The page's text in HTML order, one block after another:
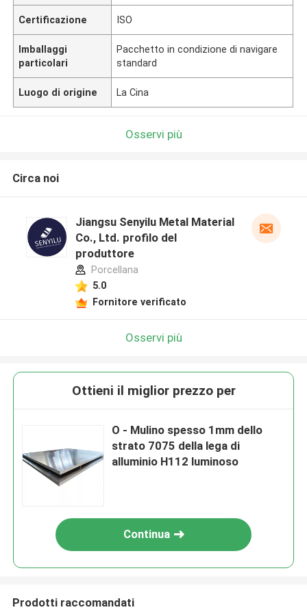
Certificazione ISO
Imballaggi
particolari
Pacchetto in condizione di navigare
standard
Luogo di origine La Cina
Osservi più
Circa noi
Jiangsu Senyilu Metal Material
Co., Ltd. profilo del
produttore
Porcellana
5.0
Fornitore verificato
Osservi più
Ottieni il miglior prezzo per
O - Mulino spesso 1mm dello
strato 7075 della lega di
alluminio H112 luminoso
Continua
Prodotti raccomandati